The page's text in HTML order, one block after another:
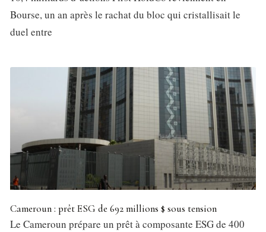
Bourse, un an après le rachat du bloc qui cristallisait le
duel entre
Cameroun : prêt ESG de 692 millions $ sous tension
Le Cameroun prépare un prêt à composante ESG de 400